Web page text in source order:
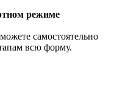
режиме
самостоятельно
всю форму.